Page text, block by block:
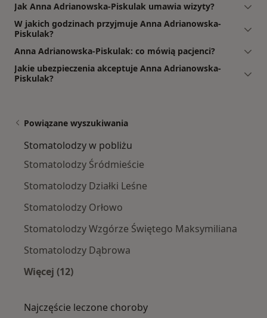
Jak Anna Adrianowska-Piskulak umawia wizyty?
W jakich godzinach przyjmuje Anna Adrianowska-
Piskulak?
Anna Adrianowska-Piskulak: co mówią pacjenci?
Jakie ubezpieczenia akceptuje Anna Adrianowska-
Piskulak?
Powiązane wyszukiwania
Stomatolodzy w pobliżu
Stomatolodzy Śródmieście
Stomatolodzy Działki Leśne
Stomatolodzy Orłowo
Stomatolodzy Wzgórze Świętego Maksymiliana
Stomatolodzy Dąbrowa
Więcej (12)
Najczęście leczone choroby